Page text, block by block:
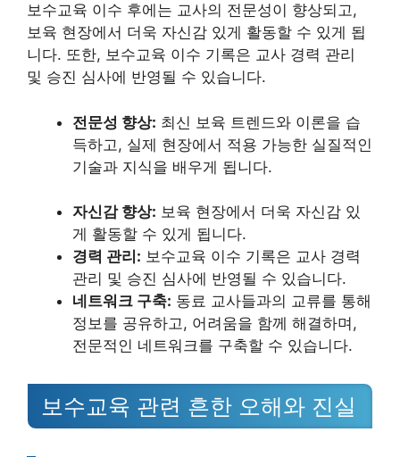
보수교육 이수 후에는 교사의 전문성이 향상되고,
보육 현장에서 더욱 자신감 있게 활동할 수 있게 됩
니다. 또한, 보수교육 이수 기록은 교사 경력 관리
및 승진 심사에 반영될 수 있습니다.
전문성 향상: 최신 보육 트렌드와 이론을 습
득하고, 실제 현장에서 적용 가능한 실질적인
기술과 지식을 배우게 됩니다.
자신감 향상: 보육 현장에서 더욱 자신감 있
게 활동할 수 있게 됩니다.
경력 관리: 보수교육 이수 기록은 교사 경력
관리 및 승진 심사에 반영될 수 있습니다.
네트워크 구축: 동료 교사들과의 교류를 통해
정보를 공유하고, 어려움을 함께 해결하며,
전문적인 네트워크를 구축할 수 있습니다.
보수교육 관련 흔한 오해와 진실